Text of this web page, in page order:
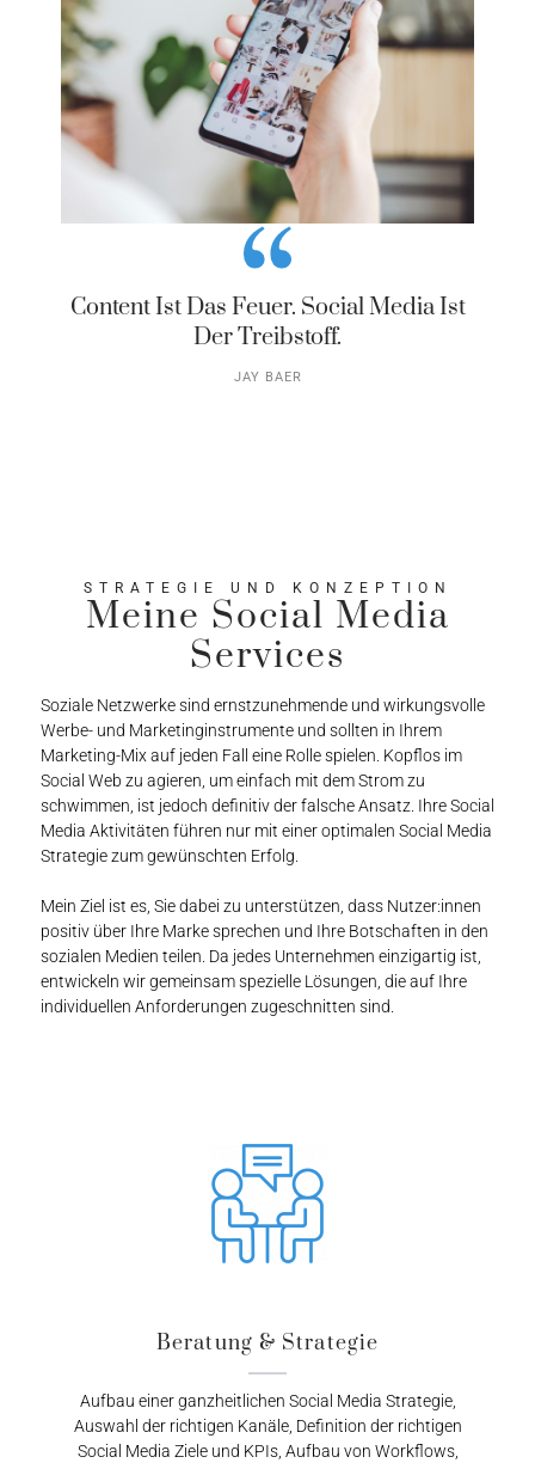
Content Ist Das Feuer. Social Media Ist
Der Treibstoff.
JAY BAER
STRATEGIE UND KONZEPTION
Meine Social Media
Services
Soziale Netzwerke sind ernstzunehmende und wirkungsvolle
Werbe- und Marketinginstrumente und sollten in Ihrem
Marketing-Mix auf jeden Fall eine Rolle spielen. Kopflos im
Social Web zu agieren, um einfach mit dem Strom zu
schwimmen, ist jedoch definitiv der falsche Ansatz. Ihre Social
Media Aktivitäten führen nur mit einer optimalen Social Media
Strategie zum gewünschten Erfolg.
Mein Ziel ist es, Sie dabei zu unterstützen, dass Nutzer:innen
positiv über Ihre Marke sprechen und Ihre Botschaften in den
sozialen Medien teilen. Da jedes Unternehmen einzigartig ist,
entwickeln wir gemeinsam spezielle Lösungen, die auf Ihre
individuellen Anforderungen zugeschnitten sind.
Beratung & Strategie
Aufbau einer ganzheitlichen Social Media Strategie,
Auswahl der richtigen Kanäle, Definition der richtigen
Social Media Ziele und KPIs, Aufbau von Workflows,